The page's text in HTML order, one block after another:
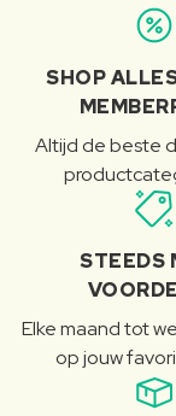
SHOP
Altijd de beste
STEEDS
Elke maand tot
op jouw